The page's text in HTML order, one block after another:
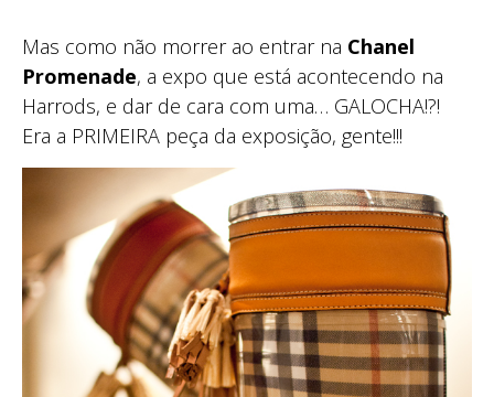
Mas como não morrer ao entrar na Chanel
Promenade, a expo que está acontecendo na
Harrods, e dar de cara com uma… GALOCHA!?!
Era a PRIMEIRA peça da exposição, gente!!!